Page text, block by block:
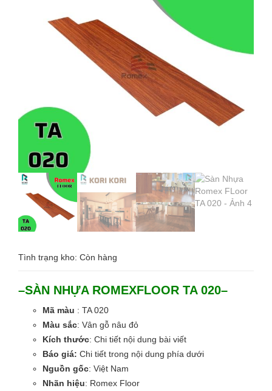
Tình trạng kho: Còn hàng
–SÀN NHỰA ROMEXFLOOR TA 020–
Mã màu : TA 020
Màu sắc: Vân gỗ nâu đỏ
Kích thước: Chi tiết nội dung bài viết
Báo giá: Chi tiết trong nội dung phía dưới
Nguồn gốc: Việt Nam
Nhãn hiệu: Romex Floor